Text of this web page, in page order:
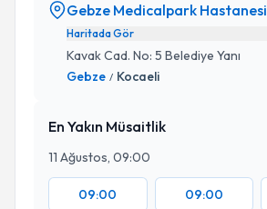
Gebze Medicalpark Hastanesi
Haritada Gör
Kavak Cad. No: 5 Belediye Yanı
Gebze / Kocaeli
En Yakın Müsaitlik
11 Ağustos, 09:00
09:00 09:00